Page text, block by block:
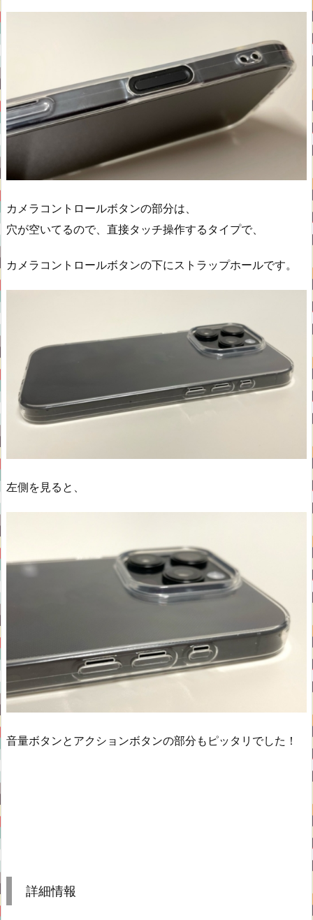
カメラコントロールボタンの部分は、
穴が空いてるので、直接タッチ操作するタイプで、
カメラコントロールボタンの下にストラップホールです。
左側を見ると、
音量ボタンとアクションボタンの部分もピッタリでした！
詳細情報